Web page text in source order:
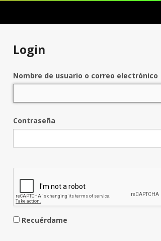
Login
Nombre de usuario o correo electrónico
Contraseña
Recuérdame